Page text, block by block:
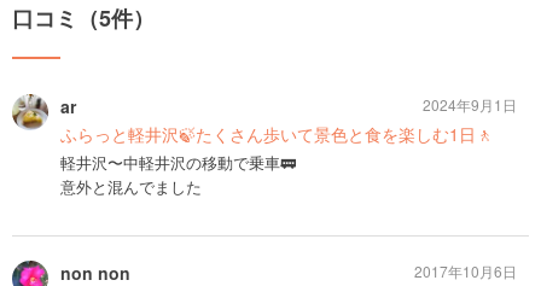
口コミ（5件）
ar
ふらっと軽井沢🍃たくさん歩いて景色と食を楽しむ1日🚶
軽井沢〜中軽井沢の移動で乗車🚃
意外と混んでました
2024年9月1日
non non
2017年10月6日